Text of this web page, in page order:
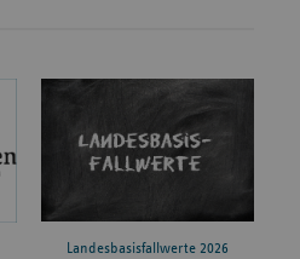
Landesbasisfallwerte 2026